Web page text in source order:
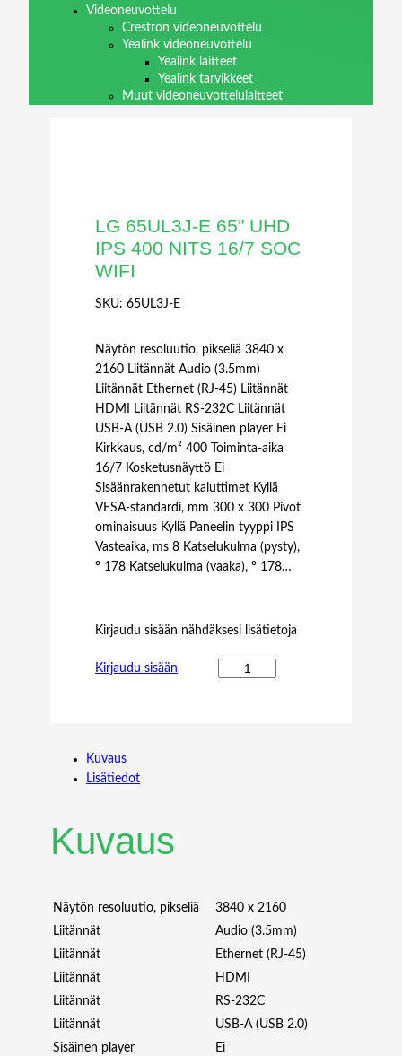
Videoneuvottelu
Crestron videoneuvottelu
Yealink videoneuvottelu
Yealink laitteet
Yealink tarvikkeet
Muut videoneuvottelulaitteet
LG 65UL3J-E 65″ UHD
IPS 400 NITS 16/7 SOC
WIFI
SKU: 65UL3J-E
Näytön resoluutio, pikseliä 3840 x
2160 Liitännät Audio (3.5mm)
Liitännät Ethernet (RJ-45) Liitännät
HDMI Liitännät RS-232C Liitännät
USB-A (USB 2.0) Sisäinen player Ei
Kirkkaus, cd/m² 400 Toiminta-aika
16/7 Kosketusnäyttö Ei
Sisäänrakennetut kaiuttimet Kyllä
VESA-standardi, mm 300 x 300 Pivot
ominaisuus Kyllä Paneelin tyyppi IPS
Vasteaika, ms 8 Katselukulma (pysty),
° 178 Katselukulma (vaaka), ° 178…
Kirjaudu sisään nähdäksesi lisätietoja
"
U
I
P
S
4
Kirjaudu sisään
Kuvaus
Lisätiedot
Kuvaus
Näytön resoluutio, pikseliä
3840 x 2160
Liitännät
Audio (3.5mm)
Liitännät
Ethernet (RJ-45)
Liitännät
HDMI
Liitännät
RS-232C
Liitännät
USB-A (USB 2.0)
Sisäinen player
Ei